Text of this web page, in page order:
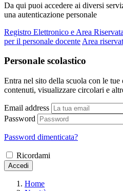
Da qui puoi accedere ai diversi
una autenticazione personale
Registro Elettronico e Area
per il personale docente Area
Personale scolastico
Entra nel sito della scuola con le tue
contenuti, visualizzare circolari e
Email address
Password
Password dimenticata?
Ricordami
Accedi
Home